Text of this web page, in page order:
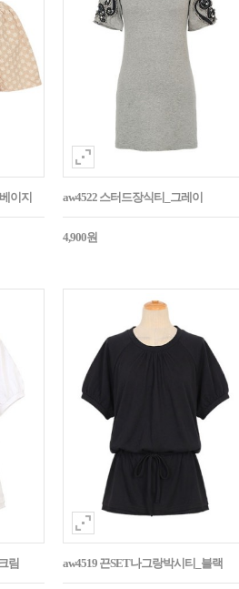
이지 aw4522 스터드장식티_그레이
4,900원
림 aw4519 끈SET나그랑박시티_블랙